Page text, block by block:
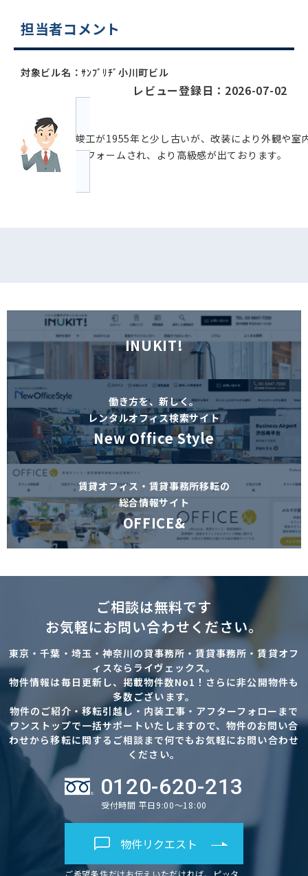
担当者コメント
対象ビル名：ｻﾝﾌﾞﾘﾁﾞ小川町ビル
レビュー登録日：2026-07-02
竣工が1955年と少し古いが、改装により外観や室
リフォームされ、より高級感が出ております。
INUKIT!
働き方を、新しく。
レンタルオフィス検索サイト
New Office Style
賃貸オフィス・賃貸事務所移転の
総合情報サイト
OFFICE&
ご相談は無料です
お気軽にお問い合わせください。
東京・千葉・埼玉・神奈川の貸事務所・賃貸事務所・賃貸オフ
ィスならライヴェックス。
物件情報は毎日更新し、掲載物件数No1！さらに非公開物件も
多数ございます。
物件のご紹介・移転引越し・内装工事・アフターフォローまで
ワンストップで一括サポートいたしますので、物件のお問い合
わせから移転に関するご相談まで何でもお気軽にお問い合わせ
ください。
0120-620-213
受付時間 平日9:00～18:00
物件リクエスト
ご希望条件だけお伝えいただければ、ピッタ